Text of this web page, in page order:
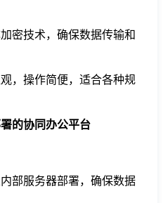
密技术，确保数据传输和
，操作简便，适合各种规
的协同办公平台
部服务器部署，确保数据